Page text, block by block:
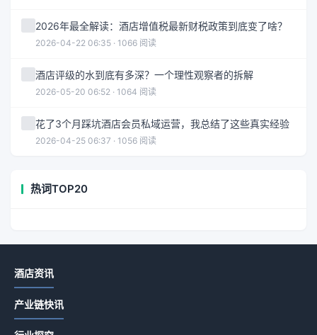
2026年最全解读：酒店增值税最新财税政策到底变了啥？
2026-04-22 06:35 · 1066 阅读
酒店评级的水到底有多深？一个理性观察者的拆解
2026-05-20 06:52 · 1064 阅读
花了3个月踩坑酒店会员私域运营，我总结了这些真实经验
2026-04-25 06:37 · 1056 阅读
热词TOP20
酒店资讯
产业链快讯